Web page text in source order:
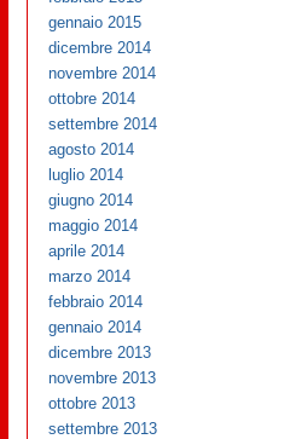
gennaio 2015
dicembre 2014
novembre 2014
ottobre 2014
settembre 2014
agosto 2014
luglio 2014
giugno 2014
maggio 2014
aprile 2014
marzo 2014
febbraio 2014
gennaio 2014
dicembre 2013
novembre 2013
ottobre 2013
settembre 2013